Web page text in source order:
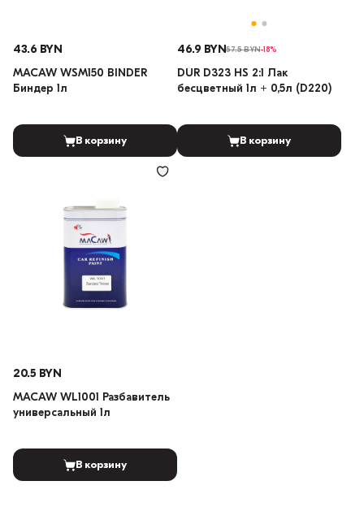
43.6 BYN
MACAW WSM150 BINDER
Биндер 1л
В корзину
46.9 BYN57.5 BYN-18%
DUR D323 HS 2:1 Лак
бесцветный 1л + 0,5л (D220)
В корзину
20.5 BYN
MACAW WL1001 Разбавитель
универсальный 1л
В корзину